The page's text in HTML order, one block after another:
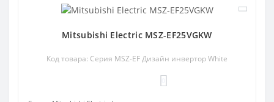
Mitsubishi Electric MSZ-EF25VGKW
Код товара: Серия MSZ-EF Дизайн инвертор White